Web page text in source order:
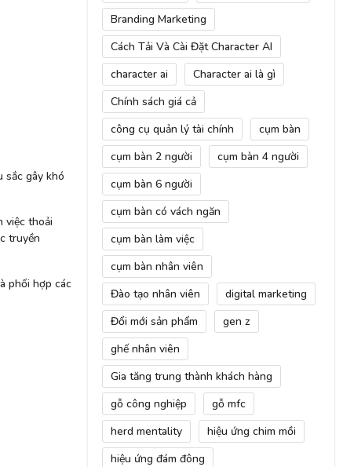
sắc gây khó
việc thoải
truyền
phối hợp các
Branding Marketing
Cách Tải Và Cài Đặt Character AI
character ai
Character ai là gì
Chính sách giá cả
công cụ quản lý tài chính
cụm bàn
cụm bàn 2 người
cụm bàn 4 người
cụm bàn 6 người
cụm bàn có vách ngăn
cụm bàn làm việc
cụm bàn nhân viên
Đào tạo nhân viên
digital marketing
Đổi mới sản phẩm
gen z
ghế nhân viên
Gia tăng trung thành khách hàng
gỗ công nghiệp
gỗ mfc
herd mentality
hiệu ứng chim mồi
hiệu ứng đám đông